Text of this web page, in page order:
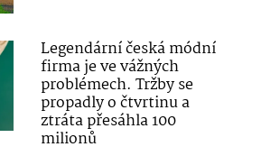
Legendární česká módní
firma je ve vážných
problémech. Tržby se
propadly o čtvrtinu a
ztráta přesáhla 100
milionů